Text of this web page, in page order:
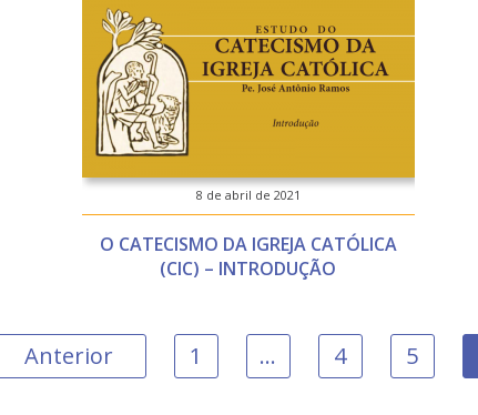
8 de abril de 2021
O CATECISMO DA IGREJA CATÓLICA
(CIC) – INTRODUÇÃO
Anterior 1 … 4 5